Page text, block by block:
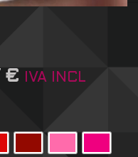
€ IVA INCL